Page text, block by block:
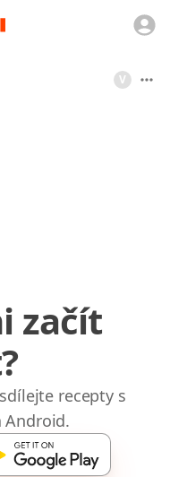
V
začít
recepty s
Android.